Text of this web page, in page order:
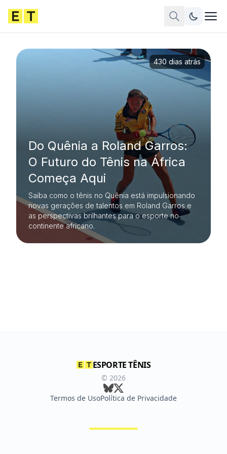
Do Quênia a Roland Garros:
O Futuro do Tênis na África
Começa Aqui
Saiba como o tênis no Quênia está impulsionando
novas gerações de talentos em Roland Garros e
as perspectivas brilhantes para o esporte no
continente africano.
430 dias atrás
ESPORTE TÊNIS
© 2026
Termos de UsoPolítica de Privacidade